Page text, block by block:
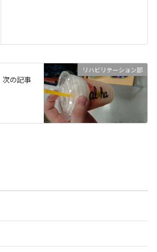
リハビリテーション部
次の記事